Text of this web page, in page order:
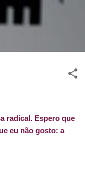
radical. Espero que
eu não gosto: a